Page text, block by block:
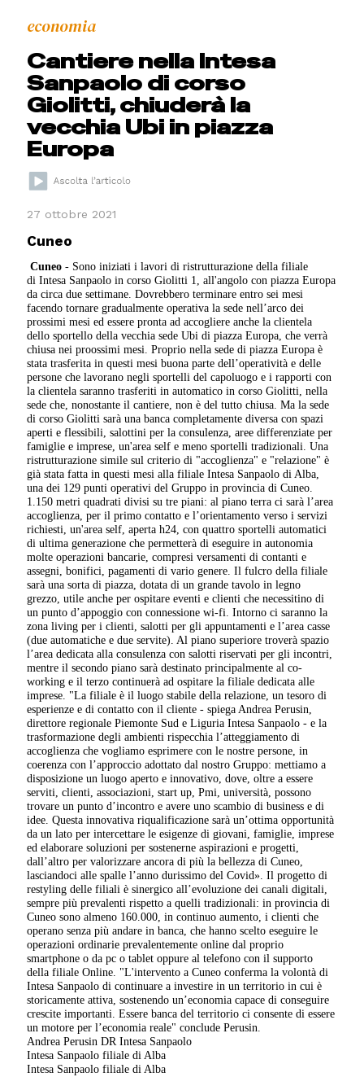
economia
Cantiere nella Intesa
Sanpaolo di corso
Giolitti, chiuderà la
vecchia Ubi in piazza
Europa
27 ottobre 2021
Cuneo
Cuneo - Sono iniziati i lavori di ristrutturazione della filiale
di Intesa Sanpaolo in corso Giolitti 1, all'angolo con piazza Europa
da circa due settimane. Dovrebbero terminare entro sei mesi
facendo tornare gradualmente operativa la sede nell’arco dei
prossimi mesi ed essere pronta ad accogliere anche la clientela
dello sportello della vecchia sede Ubi di piazza Europa, che verrà
chiusa nei proossimi mesi. Proprio nella sede di piazza Europa è
stata trasferita in questi mesi buona parte dell’operatività e delle
persone che lavorano negli sportelli del capoluogo e i rapporti con
la clientela saranno trasferiti in automatico in corso Giolitti, nella
sede che, nonostante il cantiere, non è del tutto chiusa. Ma la sede
di corso Giolitti sarà una banca completamente diversa con spazi
aperti e flessibili, salottini per la consulenza, aree differenziate per
famiglie e imprese, un'area self e meno sportelli tradizionali. Una
ristrutturazione simile sul criterio di "accoglienza" e "relazione" è
già stata fatta in questi mesi alla filiale Intesa Sanpaolo di Alba,
una dei 129 punti operativi del Gruppo in provincia di Cuneo.
1.150 metri quadrati divisi su tre piani: al piano terra ci sarà l’area
accoglienza, per il primo contatto e l’orientamento verso i servizi
richiesti, un'area self, aperta h24, con quattro sportelli automatici
di ultima generazione che permetterà di eseguire in autonomia
molte operazioni bancarie, compresi versamenti di contanti e
assegni, bonifici, pagamenti di vario genere. Il fulcro della filiale
sarà una sorta di piazza, dotata di un grande tavolo in legno
grezzo, utile anche per ospitare eventi e clienti che necessitino di
un punto d’appoggio con connessione wi-fi. Intorno ci saranno la
zona living per i clienti, salotti per gli appuntamenti e l’area casse
(due automatiche e due servite). Al piano superiore troverà spazio
l’area dedicata alla consulenza con salotti riservati per gli incontri,
mentre il secondo piano sarà destinato principalmente al co-
working e il terzo continuerà ad ospitare la filiale dedicata alle
imprese. "La filiale è il luogo stabile della relazione, un tesoro di
esperienze e di contatto con il cliente - spiega Andrea Perusin,
direttore regionale Piemonte Sud e Liguria Intesa Sanpaolo - e la
trasformazione degli ambienti rispecchia l’atteggiamento di
accoglienza che vogliamo esprimere con le nostre persone, in
coerenza con l’approccio adottato dal nostro Gruppo: mettiamo a
disposizione un luogo aperto e innovativo, dove, oltre a essere
serviti, clienti, associazioni, start up, Pmi, università, possono
trovare un punto d’incontro e avere uno scambio di business e di
idee. Questa innovativa riqualificazione sarà un’ottima opportunità
da un lato per intercettare le esigenze di giovani, famiglie, imprese
ed elaborare soluzioni per sostenerne aspirazioni e progetti,
dall’altro per valorizzare ancora di più la bellezza di Cuneo,
lasciandoci alle spalle l’anno durissimo del Covid». Il progetto di
restyling delle filiali è sinergico all’evoluzione dei canali digitali,
sempre più prevalenti rispetto a quelli tradizionali: in provincia di
Cuneo sono almeno 160.000, in continuo aumento, i clienti che
operano senza più andare in banca, che hanno scelto eseguire le
operazioni ordinarie prevalentemente online dal proprio
smartphone o da pc o tablet oppure al telefono con il supporto
della filiale Online. "L'intervento a Cuneo conferma la volontà di
Intesa Sanpaolo di continuare a investire in un territorio in cui è
storicamente attiva, sostenendo un’economia capace di conseguire
crescite importanti. Essere banca del territorio ci consente di essere
un motore per l’economia reale" conclude Perusin.
Andrea Perusin DR Intesa Sanpaolo
Intesa Sanpaolo filiale di Alba
Intesa Sanpaolo filiale di Alba